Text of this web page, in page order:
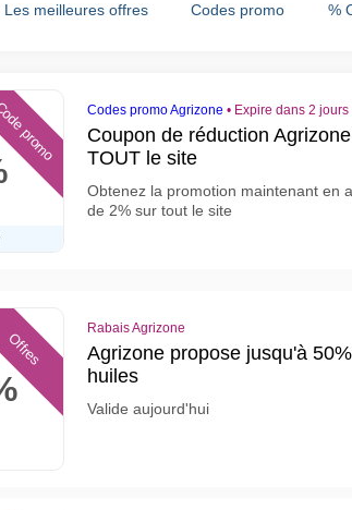
Les meilleures offres Codes promo %
promo Codes promo Agrizone • Expire dans 2 jours
Coupon de réduction
TOUT le site
Obtenez la promotion maintenant en
de 2% sur tout le site
Offres
Rabais Agrizone
Agrizone propose jusqu'à
huiles
Valide aujourd'hui